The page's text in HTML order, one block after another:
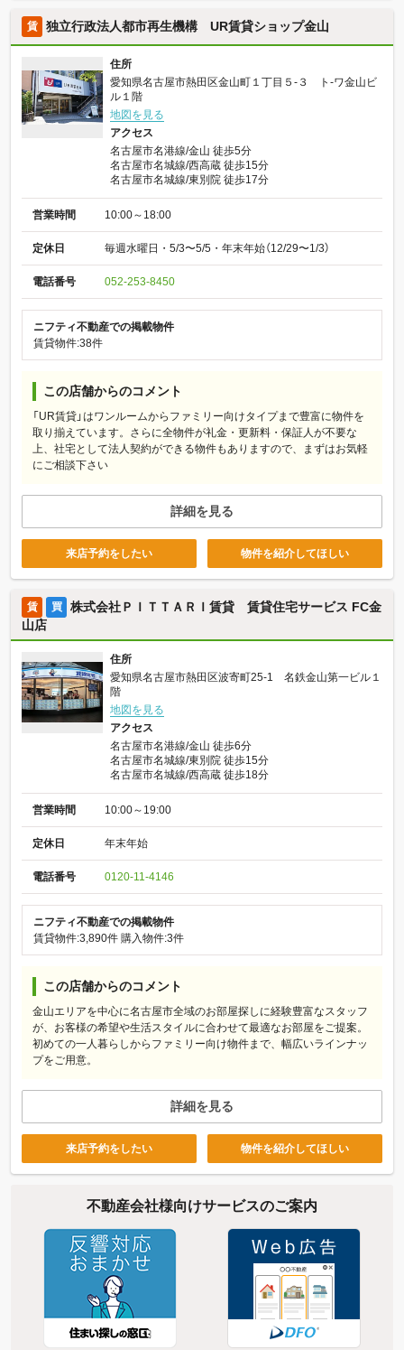
賃 独立行政法人都市再生機構 UR賃貸ショップ金山
住所
愛知県名古屋市熱田区金山町１丁目５‐３ ト‐ワ金山ビ
ル１階
地図を見る
アクセス
名古屋市名港線/金山 徒歩5分
名古屋市名城線/西高蔵 徒歩15分
名古屋市名城線/東別院 徒歩17分
営業時間 10:00～18:00
定休日 毎週水曜日・5/3〜5/5・年末年始（12/29〜1/3）
電話番号 052-253-8450
ニフティ不動産での掲載物件
賃貸物件:38件
この店舗からのコメント
「UR賃貸」はワンルームからファミリー向けタイプまで豊富に物件を
取り揃えています。さらに全物件が礼金・更新料・保証人が不要な
上、社宅として法人契約ができる物件もありますので、まずはお気軽
にご相談下さい
詳細を見る
来店予約をしたい 物件を紹介してほしい
賃 買
株式会社ＰＩＴＴＡＲＩ賃貸 賃貸住宅サービス FC金
山店
住所
愛知県名古屋市熱田区波寄町25-1 名鉄金山第一ビル１
階
地図を見る
アクセス
名古屋市名港線/金山 徒歩6分
名古屋市名城線/東別院 徒歩15分
名古屋市名城線/西高蔵 徒歩18分
営業時間 10:00～19:00
定休日 年末年始
電話番号 0120-11-4146
ニフティ不動産での掲載物件
賃貸物件:3,890件 購入物件:3件
この店舗からのコメント
金山エリアを中心に名古屋市全域のお部屋探しに経験豊富なスタッフ
が、お客様の希望や生活スタイルに合わせて最適なお部屋をご提案。
初めての一人暮らしからファミリー向け物件まで、幅広いラインナッ
プをご用意。
詳細を見る
来店予約をしたい 物件を紹介してほしい
不動産会社様向けサービスのご案内